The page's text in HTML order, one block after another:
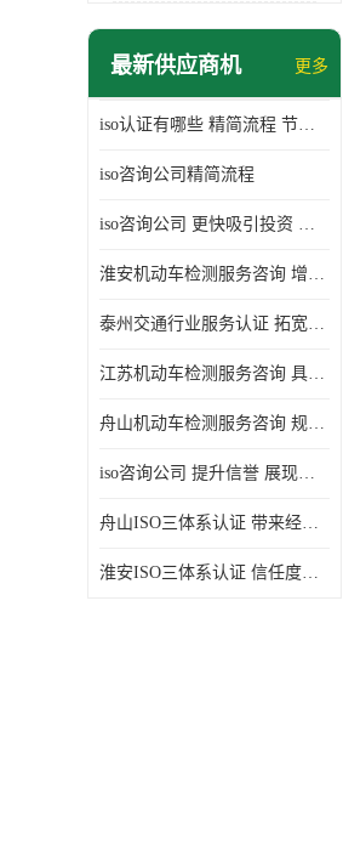
最新供应商机 更多
iso认证有哪些 精简流程 节省企业运营成本
iso咨询公司精简流程
iso咨询公司 更快吸引投资 节省企业运营成本
淮安机动车检测服务咨询 增加竞争力 可获得更多业务机会
泰州交通行业服务认证 拓宽可业务范围 提高客户对企业满意度
江苏机动车检测服务咨询 具有社会效益 是企业综合实力的体现
舟山机动车检测服务咨询 规范管理技术 具备市场竞争能力
iso咨询公司 提升信誉 展现企业文化
舟山ISO三体系认证 带来经济效益 带来可以信赖的良好印象
淮安ISO三体系认证 信任度增加 具备市场竞争能力